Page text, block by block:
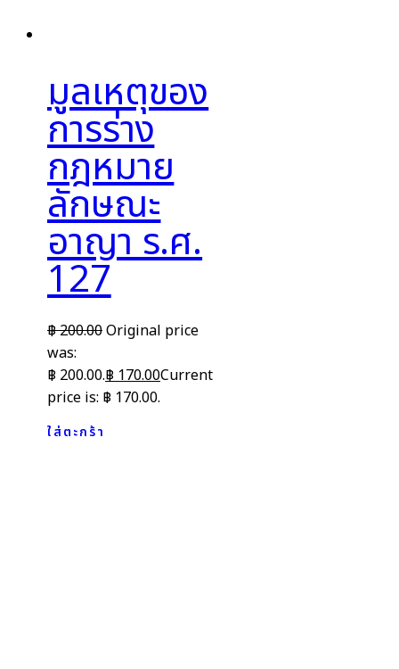
มูลเหตุของ
การร่าง
กฎหมาย
ลักษณะ
อาญา ร.ศ.
127
฿200.00Original price
was:
฿ 200.00.฿170.00Current
price is: ฿ 170.00.
ใส่ตะกร้า